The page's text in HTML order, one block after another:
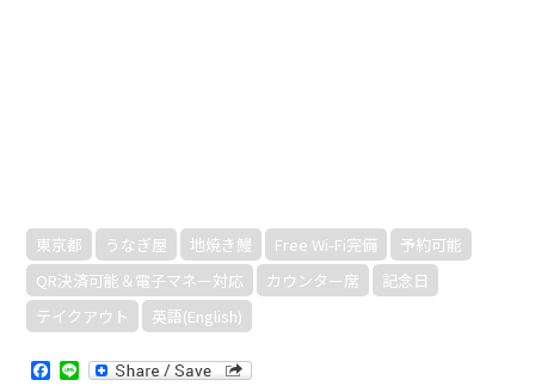
東京都 うなぎ屋 地焼き鰻 Free Wi-Fi完備
予約可能
QR決済可能＆電子マネー対応
カウンター席
記念日
テイクアウト
英語(English)
Facebook
Line